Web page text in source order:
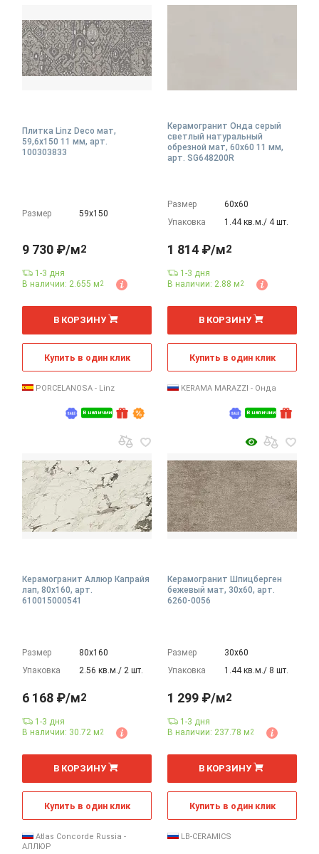
Плитка Linz Deco мат,
59,6x150 11 мм, арт.
100303833
Размер 59х150
В наличии
9 730 ₽/м2
1-3 дня
В наличии: 2.655 м2
В КОРЗИНУ
Купить в один клик
PORCELANOSA - Linz
Керамогранит Онда серый
светлый натуральный
обрезной мат, 60x60 11 мм,
арт. SG648200R
Размер
60х60
Упаковка
1.44 кв.м./ 4 шт.
В наличии
1 814 ₽/м2
1-3 дня
В наличии: 2.88 м2
м
В КОРЗИНУ
Купить в один клик
KERAMA MARAZZI - Онда
Керамогранит Аллюр Капрайя
лап, 80x160, арт.
610015000541
Размер
80х160
Упаковка
2.56 кв.м./ 2 шт.
6 168 ₽/м2
1-3 дня
В наличии: 30.72 м2
м
В КОРЗИНУ
Купить в один клик
Atlas Concorde Russia -
АЛЛЮР
Керамогранит Шпицберген
бежевый мат, 30x60, арт.
6260-0056
Размер
30х60
Упаковка
1.44 кв.м./ 8 шт.
1 299 ₽/м2
1-3 дня
В наличии: 237.78 м2
м
В КОРЗИНУ
Купить в один клик
LB-CERAMICS